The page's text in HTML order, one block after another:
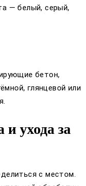
— белый, серый,
бетон,
глянцевой или
ухода за
с местом.